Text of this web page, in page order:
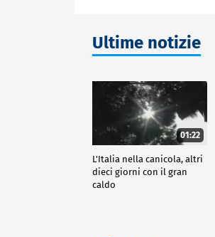
Ultime notizie
01:22
L'Italia nella canicola, altri
dieci giorni con il gran
caldo